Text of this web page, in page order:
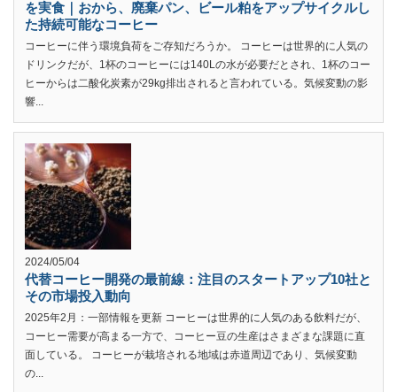
を実食｜おから、廃棄パン、ビール粕をアップサイクルし
た持続可能なコーヒー
コーヒーに伴う環境負荷をご存知だろうか。 コーヒーは世界的に人気の
ドリンクだが、1杯のコーヒーには140Lの水が必要だとされ、1杯のコー
ヒーからは二酸化炭素が29kg排出されると言われている。気候変動の影
響...
2024/05/04
代替コーヒー開発の最前線：注目のスタートアップ10社と
その市場投入動向
2025年2月：一部情報を更新 コーヒーは世界的に人気のある飲料だが、
コーヒー需要が高まる一方で、コーヒー豆の生産はさまざまな課題に直
面している。 コーヒーが栽培される地域は赤道周辺であり、気候変動
の...